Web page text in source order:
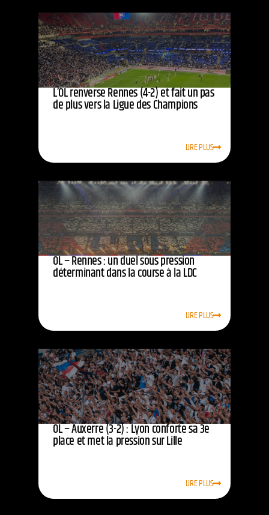
L’OL renverse Rennes (4-2) et fait un pas
de plus vers la Ligue des Champions
LIRE PLUS
OL – Rennes : un duel sous pression
déterminant dans la course à la LDC
LIRE PLUS
OL – Auxerre (3-2) : Lyon conforte sa 3e
place et met la pression sur Lille
LIRE PLUS